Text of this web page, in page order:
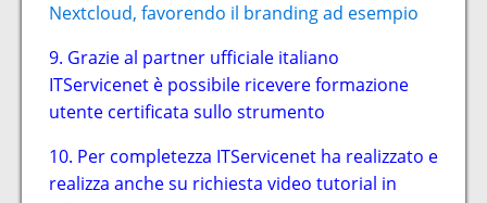
Nextcloud, favorendo il branding ad esempio
9. Grazie al partner ufficiale italiano
ITServicenet è possibile ricevere formazione
utente certificata sullo strumento
10. Per completezza ITServicenet ha realizzato e
realizza anche su richiesta video tutorial in